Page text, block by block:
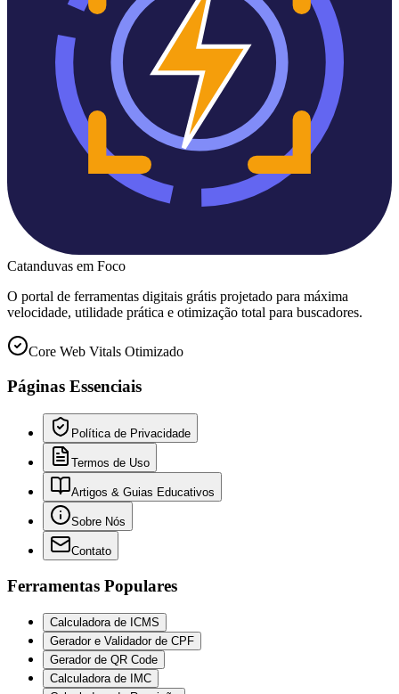
Catanduvas em Foco
O portal de ferramentas digitais grátis projetado para máxima
velocidade, utilidade prática e otimização total para buscadores.
Core Web Vitals Otimizado
Páginas Essenciais
Política de Privacidade
Termos de Uso
Artigos & Guias Educativos
Sobre Nós
Contato
Ferramentas Populares
Calculadora de ICMS
Gerador e Validador de CPF
Gerador de QR Code
Calculadora de IMC